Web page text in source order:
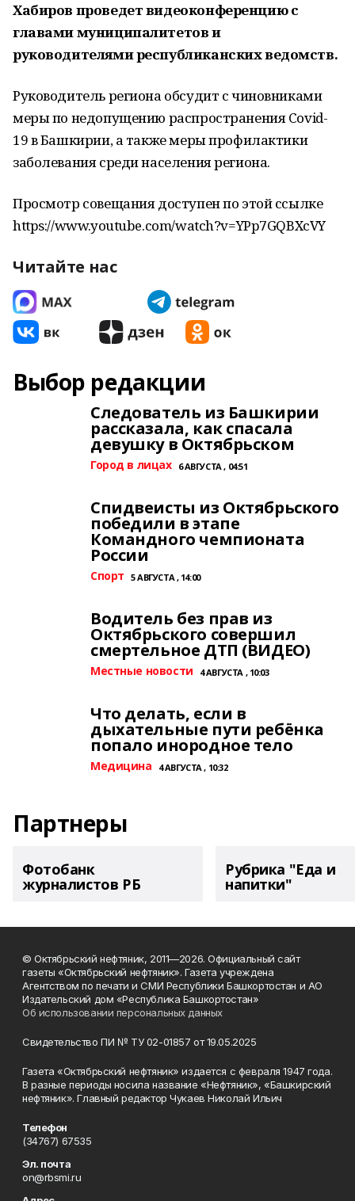
Хабиров проведет видеоконференцию с
главами муниципалитетов и
руководителями республиканских ведомств.
Руководитель региона обсудит с чиновниками
меры по недопущению распространения Covid-
19 в Башкирии, а также меры профилактики
заболевания среди населения региона.
Просмотр совещания доступен по этой ссылке
https://www.youtube.com/watch?v=YPp7GQBXcVY
Читайте нас
Выбор редакции
Следователь из Башкирии
рассказала, как спасала
девушку в Октябрьском
Город в лицах 6 АВГУСТА , 04:51
Спидвеисты из Октябрьского
победили в этапе
Командного чемпионата
России
Спорт 5 АВГУСТА , 14:00
Водитель без прав из
Октябрьского совершил
смертельное ДТП (ВИДЕО)
Местные новости 4 АВГУСТА , 10:03
Что делать, если в
дыхательные пути ребёнка
попало инородное тело
Медицина 4 АВГУСТА , 10:32
Партнеры
Фотобанк
журналистов РБ
Рубрика "Еда и
напитки"
© Октябрьский нефтяник, 2011—2026. Официальный сайт
газеты «Октябрьский нефтяник». Газета учреждена
Агентством по печати и СМИ Республики Башкортостан и АО
Издательский дом «Республика Башкортостан»
Об использовании персональных данных
Свидетельство ПИ № ТУ 02-01857 от 19.05.2025
Газета «Октябрьский нефтяник» издается с февраля 1947 года.
В разные периоды носила название «Нефтяник», «Башкирский
нефтяник». Главный редактор Чукаев Николай Ильич
Телефон
(34767) 67535
Эл. почта
on@rbsmi.ru